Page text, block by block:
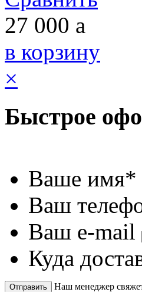
27 000 a
в корзину
×
Быстрое
Ваше имя*
Ваш
Ваш e-mail
Куда
Наш менеджер